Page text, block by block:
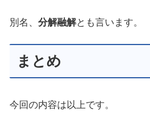
別名、 分解融解とも言います。
まとめ
今回の内容は以上です。